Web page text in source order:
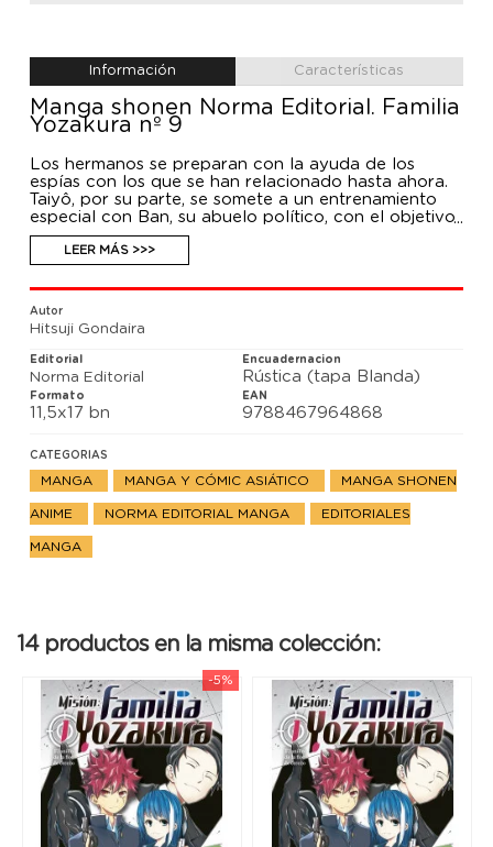
Información Características
Manga shonen Norma Editorial. Familia
Yozakura nº 9
Los hermanos se preparan con la ayuda de los
espías con los que se han relacionado hasta ahora.
Taiyô, por su parte, se somete a un entrenamiento
especial con Ban, su abuelo político, con el objetivo
de que florezca su poder. Se acerca la hora del
enfrentamiento decisivo
LEER MÁS >>>
Autor
Hitsuji Gondaira
Editorial
Norma Editorial
Encuadernacion
Rústica (tapa Blanda)
Formato
11,5x17 bn
EAN
9788467964868
CATEGORIAS
MANGA MANGA Y CÓMIC ASIÁTICO MANGA SHONEN
ANIME NORMA EDITORIAL MANGA EDITORIALES
MANGA
14 productos en la misma colección:
-5%